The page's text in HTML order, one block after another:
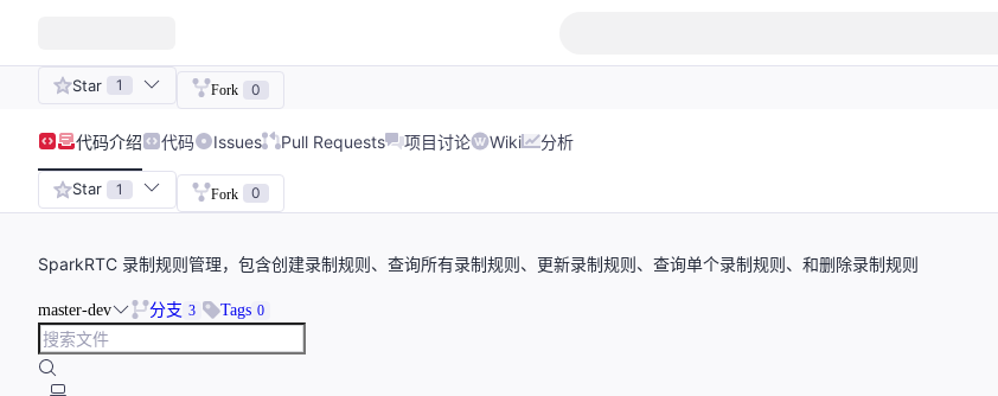
Star 1 Fork 0
代码介绍 代码 Issues Pull Requests 项目讨论 Wiki 分析
Star 1 Fork 0
SparkRTC 录制规则管理，包含创建录制规则、查询所有录制规则、更新录制规则、查询单个录制规则、和删除录制规则
master-dev 分支 3 Tags 0